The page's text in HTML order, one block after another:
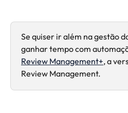
Se quiser ir além na gestão
ganhar tempo com
Review Management+, a
Review Management.